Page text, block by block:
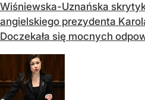
Wiśniewska-Uznańska
angielskiego prezydenta
Doczekała się mocnych